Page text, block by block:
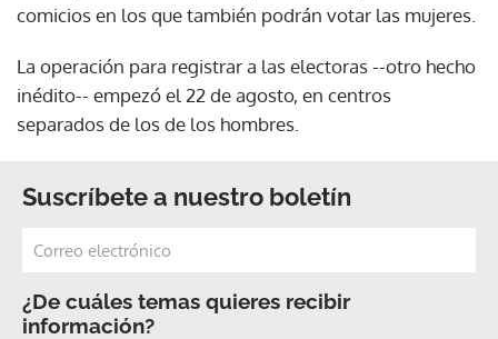
comicios en los que también podrán votar las mujeres.
La operación para registrar a las electoras --otro hecho
inédito-- empezó el 22 de agosto, en centros
separados de los de los hombres.
Suscríbete a nuestro boletín
¿De cuáles temas quieres recibir
información?